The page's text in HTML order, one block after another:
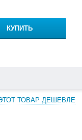
КУПИТЬ
ТОВАР ДЕШЕВЛЕ